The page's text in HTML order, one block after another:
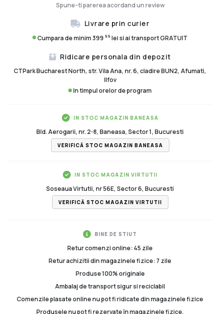
Spune-ti parerea acordand un review
Livrare prin curier
Cumpara de minim 399 99 lei si ai transport GRATUIT
Ridicare personala din depozit
CTPark Bucharest North, str. Vila Ana, nr. 6, cladire BUN2, Afumati,
Ilfov
In timpul orelor de program
IN STOC MAGAZIN BANEASA
Bld. Aerogarii, nr. 2-8, Baneasa, Sector 1, Bucuresti
VERIFICĂ STOC MAGAZIN BANEASA
IN STOC MAGAZIN VIRTUTII
Soseaua Virtutii, nr 56E, Sector 6, Bucuresti
VERIFICĂ STOC MAGAZIN VIRTUTII
BINE DE STIUT
Retur comenzi online: 45 zile
Retur achizitii din magazinele fizice: 7 zile
Produse 100% originale
Ambalaj de transport sigur si reciclabil
Comenzile plasate online nu pot fi ridicate din magazinele fizice
Produsele nu pot fi rezervate în magazinele fizice.